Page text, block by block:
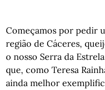
Começamos por pedir
região de Cáceres,
o nosso Serra da
que, como Teresa
ainda melhor